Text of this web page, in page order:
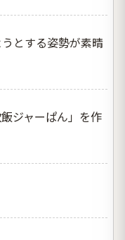
とする姿勢が素晴
ジャーぱん」を作